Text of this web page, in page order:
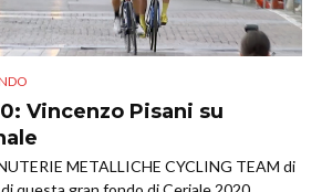
Vincenzo Pisani su
METALLICHE CYCLING TEAM di